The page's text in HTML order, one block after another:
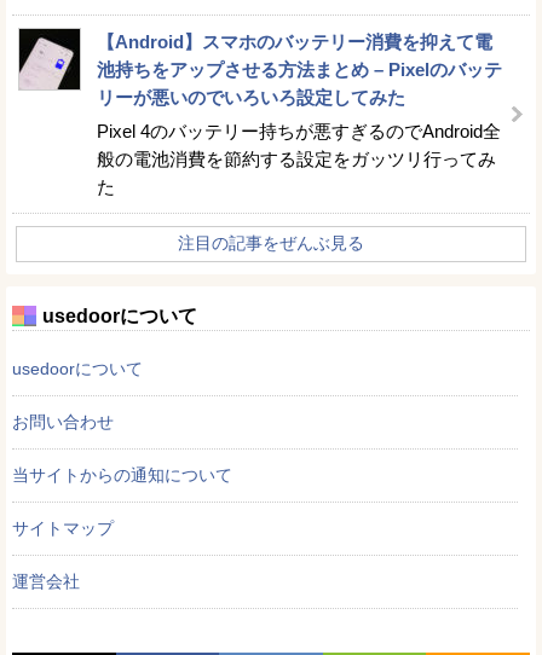
【Android】スマホのバッテリー消費を抑えて電
池持ちをアップさせる方法まとめ – Pixelのバッテ
リーが悪いのでいろいろ設定してみた
Pixel 4のバッテリー持ちが悪すぎるのでAndroid全
般の電池消費を節約する設定をガッツリ行ってみ
た
注目の記事をぜんぶ見る
usedoorについて
usedoorについて
お問い合わせ
当サイトからの通知について
サイトマップ
運営会社